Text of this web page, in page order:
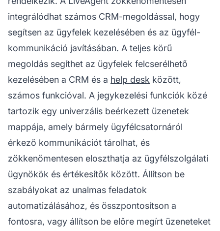
integrálódhat számos CRM-megoldással, hogy
segítsen az ügyfelek kezelésében és az ügyfél-
kommunikáció javításában. A teljes körű
megoldás segíthet az ügyfelek felcserélhető
kezelésében a CRM és a help desk között,
számos funkcióval. A jegykezelési funkciók közé
tartozik egy univerzális beérkezett üzenetek
mappája, amely bármely ügyfélcsatornáról
érkező kommunikációt tárolhat, és
zökkenőmentesen eloszthatja az ügyfélszolgálati
ügynökök és értékesítők között. Állítson be
szabályokat az unalmas feladatok
automatizálásához, és összpontosítson a
fontosra, vagy állítson be előre megírt üzeneteket